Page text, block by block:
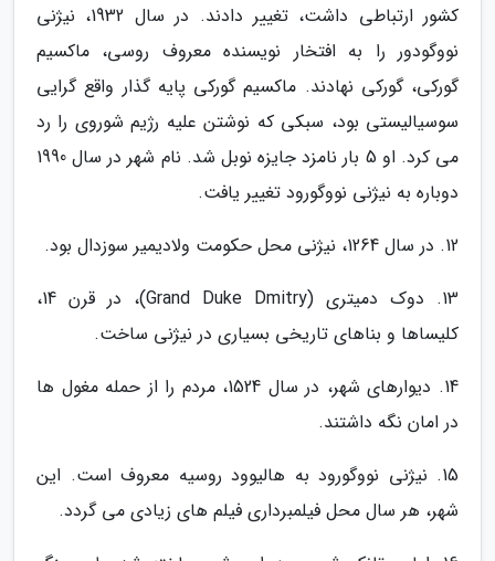
کشور ارتباطی داشت، تغییر دادند. در سال 1932، نیژنی
نووگودور را به افتخار نویسنده معروف روسی، ماکسیم
گورکی، گورکی نهادند. ماکسیم گورکی پایه گذار واقع گرایی
سوسیالیستی بود، سبکی که نوشتن علیه رژیم شوروی را رد
می کرد. او 5 بار نامزد جایزه نوبل شد. نام شهر در سال 1990
دوباره به نیژنی نووگورود تغییر یافت.
12. در سال 1264، نیژنی محل حکومت ولادیمیر سوزدال بود.
13. دوک دمیتری (Grand Duke Dmitry)، در قرن 14،
کلیساها و بناهای تاریخی بسیاری در نیژنی ساخت.
14. دیوارهای شهر، در سال 1524، مردم را از حمله مغول ها
در امان نگه داشتند.
15. نیژنی نووگورود به هالیوود روسیه معروف است. این
شهر، هر سال محل فیلمبرداری فیلم های زیادی می گردد.